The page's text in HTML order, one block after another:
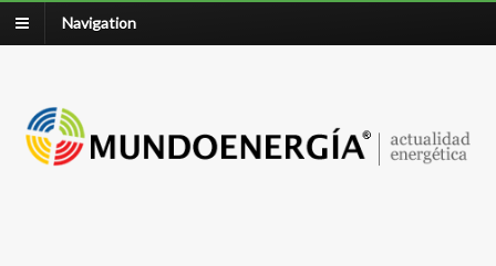
Navigation